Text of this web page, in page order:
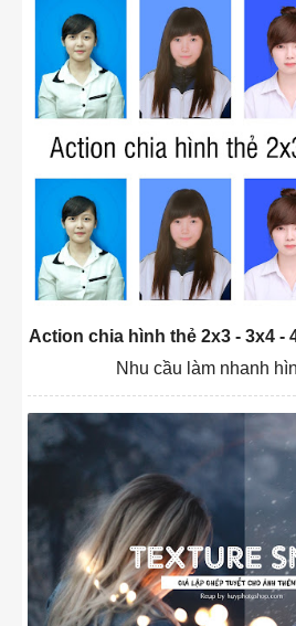
Action chia hình thẻ 2x3 - 3x4 -
Nhu cầu làm nhanh